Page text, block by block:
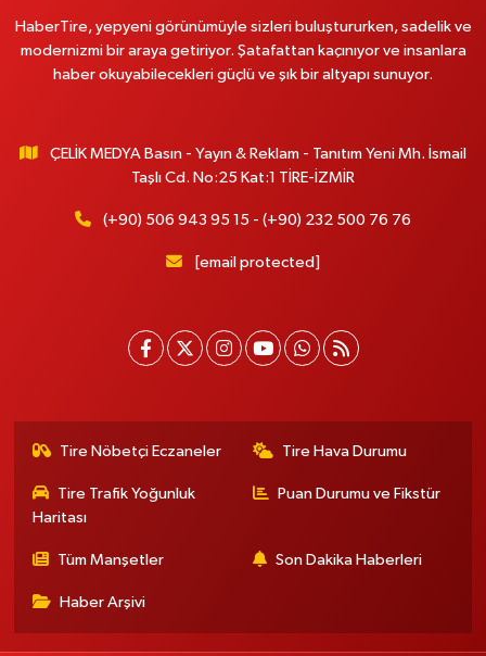
HaberTire, yepyeni görünümüyle sizleri buluştururken, sadelik ve
modernizmi bir araya getiriyor. Şatafattan kaçınıyor ve insanlara
haber okuyabilecekleri güçlü ve şık bir altyapı sunuyor.
ÇELİK MEDYA Basın - Yayın & Reklam - Tanıtım Yeni Mh. İsmail
Taşlı Cd. No:25 Kat:1 TİRE-İZMİR
(+90) 506 943 95 15 - (+90) 232 500 76 76
[email protected]
Tire Nöbetçi Eczaneler Tire Hava Durumu
Tire Trafik Yoğunluk
Haritası
Puan Durumu ve Fikstür
Tüm Manşetler Son Dakika Haberleri
Haber Arşivi